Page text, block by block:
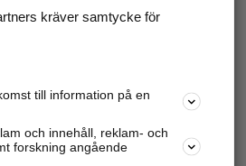
dina omdömen
ditt företag? Logga in
kräver samtycke för
till information på en
och innehåll, reklam- och
forskning angående